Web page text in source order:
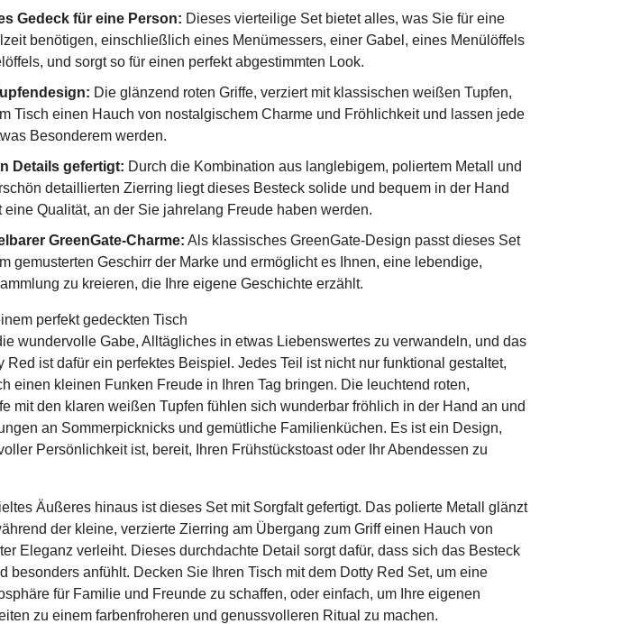
Gedeck für eine Person: Dieses vierteilige Set bietet alles, was Sie für eine
benötigen, einschließlich eines Menümessers, einer Gabel, eines Menülöffels
und sorgt so für einen perfekt abgestimmten Look.
Die glänzend roten Griffe, verziert mit klassischen weißen Tupfen,
Tisch einen Hauch von nostalgischem Charme und Fröhlichkeit und lassen jede
Besonderem werden.
Details gefertigt: Durch die Kombination aus langlebigem, poliertem Metall und
detaillierten Zierring liegt dieses Besteck solide und bequem in der Hand
eine Qualität, an der Sie jahrelang Freude haben werden.
GreenGate-Charme: Als klassisches GreenGate-Design passt dieses Set
gemusterten Geschirr der Marke und ermöglicht es Ihnen, eine lebendige,
zu kreieren, die Ihre eigene Geschichte erzählt.
perfekt gedeckten Tisch
wundervolle Gabe, Alltägliches in etwas Liebenswertes zu verwandeln, und das
Red ist dafür ein perfektes Beispiel. Jedes Teil ist nicht nur funktional gestaltet,
einen kleinen Funken Freude in Ihren Tag bringen. Die leuchtend roten,
mit den klaren weißen Tupfen fühlen sich wunderbar fröhlich in der Hand an und
an Sommerpicknicks und gemütliche Familienküchen. Es ist ein Design,
Persönlichkeit ist, bereit, Ihren Frühstückstoast oder Ihr Abendessen zu
Äußeres hinaus ist dieses Set mit Sorgfalt gefertigt. Das polierte Metall glänzt
der kleine, verzierte Zierring am Übergang zum Griff einen Hauch von
Eleganz verleiht. Dieses durchdachte Detail sorgt dafür, dass sich das Besteck
besonders anfühlt. Decken Sie Ihren Tisch mit dem Dotty Red Set, um eine
für Familie und Freunde zu schaffen, oder einfach, um Ihre eigenen
zu einem farbenfroheren und genussvolleren Ritual zu machen.